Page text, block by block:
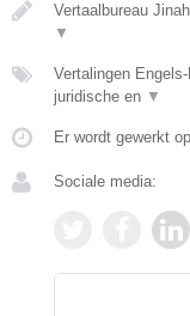
Vertaalbureau
▼
Vertalingen
juridische en ▼
Er wordt gewerkt
Sociale media: